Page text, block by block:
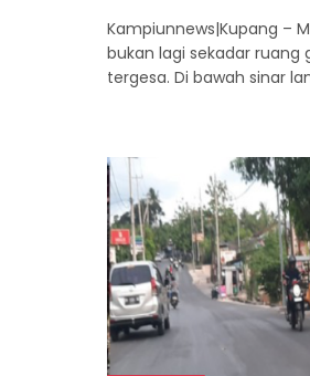
Kampiunnews|Kupang –
bukan lagi sekadar ruang
tergesa. Di bawah sinar